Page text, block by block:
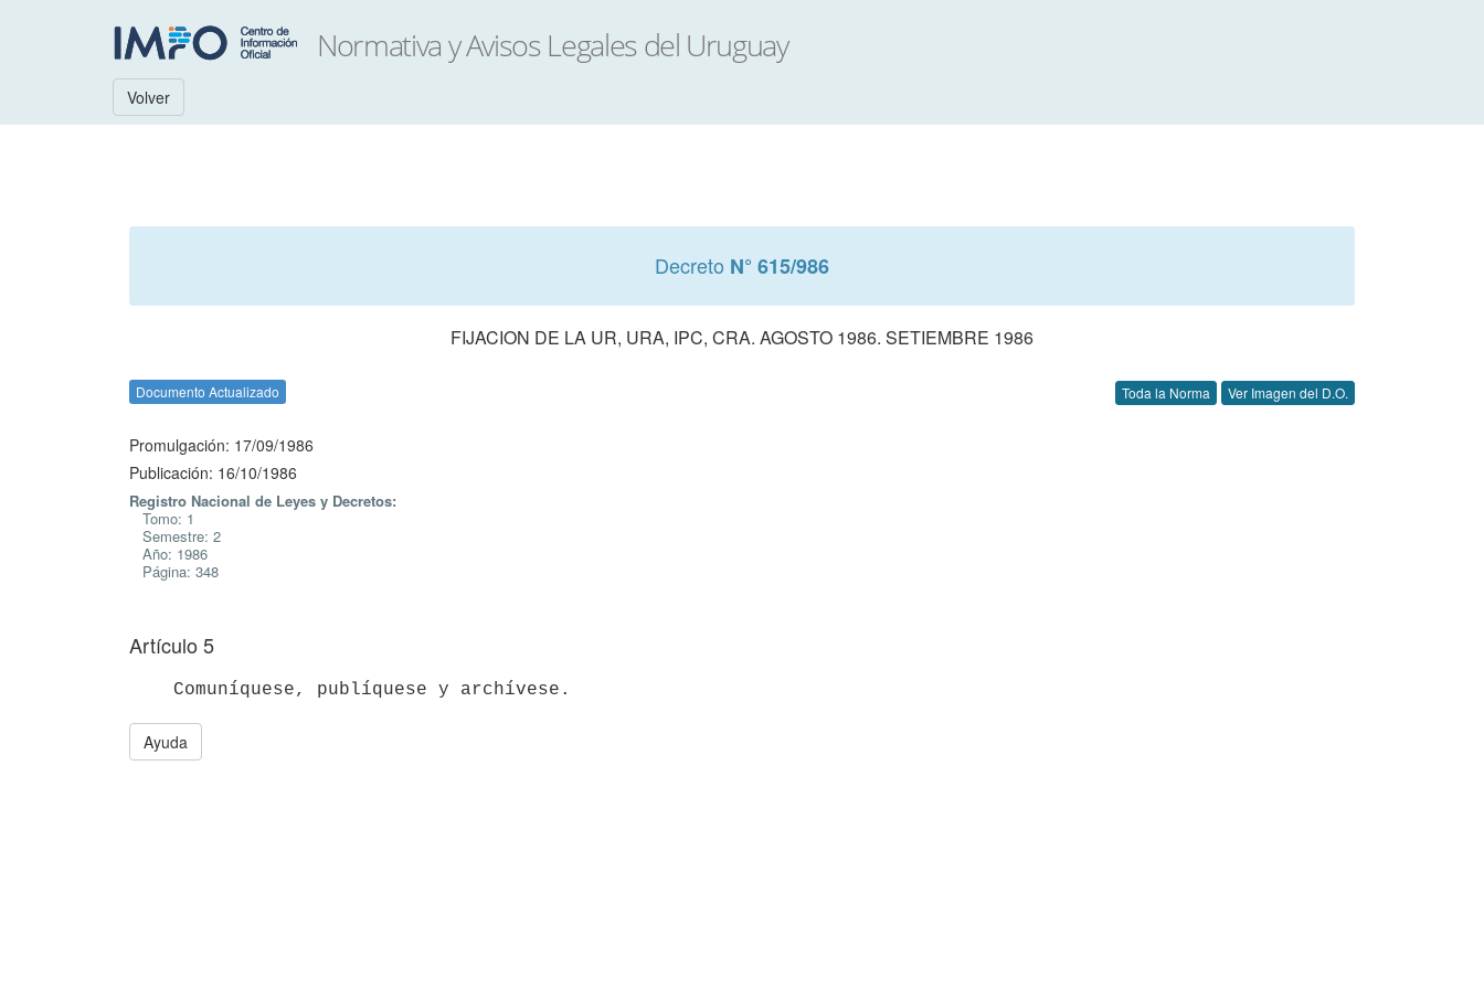
Volver
Decreto N° 615/986
FIJACION DE LA UR, URA, IPC, CRA. AGOSTO 1986. SETIEMBRE 1986
Documento Actualizado Toda la Norma Ver Imagen del D.O.
Promulgación: 17/09/1986
Publicación: 16/10/1986
Registro Nacional de Leyes y Decretos:
Tomo: 1
Semestre: 2
Año: 1986
Página: 348
Artículo 5
Ayuda